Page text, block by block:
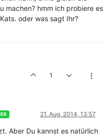
machen? hmm ich probiere es
oder was sagt Ihr?
1
21. Aug. 2014, 13:57
Aber Du kannst es natürlich